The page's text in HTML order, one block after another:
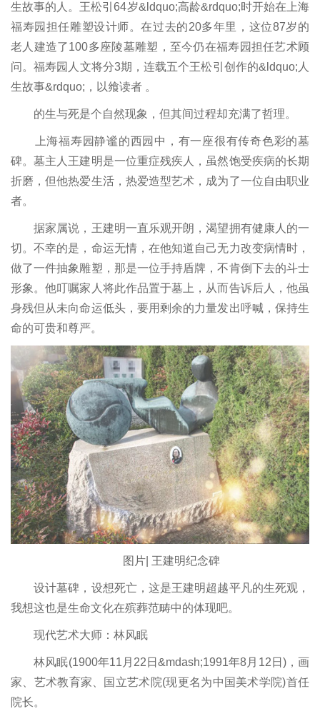
生故事的人。王松引64岁&ldquo;高龄&rdquo;时开始在上海
福寿园担任雕塑设计师。在过去的20多年里，这位87岁的
老人建造了100多座陵墓雕塑，至今仍在福寿园担任艺术顾
问。福寿园人文将分3期，连载五个王松引创作的&ldquo;人
生故事&rdquo;，以飨读者 。
的生与死是个自然现象，但其间过程却充满了哲理。
上海福寿园静谧的西园中，有一座很有传奇色彩的墓
碑。墓主人王建明是一位重症残疾人，虽然饱受疾病的长期
折磨，但他热爱生活，热爱造型艺术，成为了一位自由职业
者。
据家属说，王建明一直乐观开朗，渴望拥有健康人的一
切。不幸的是，命运无情，在他知道自己无力改变病情时，
做了一件抽象雕塑，那是一位手持盾牌，不肯倒下去的斗士
形象。他叮嘱家人将此作品置于墓上，从而告诉后人，他虽
身残但从未向命运低头，要用剩余的力量发出呼喊，保持生
命的可贵和尊严。
图片| 王建明纪念碑
设计墓碑，设想死亡，这是王建明超越平凡的生死观，
我想这也是生命文化在殡葬范畴中的体现吧。
现代艺术大师：林风眠
林风眠(1900年11月22日&mdash;1991年8月12日)，画
家、艺术教育家、国立艺术院(现更名为中国美术学院)首任
院长。